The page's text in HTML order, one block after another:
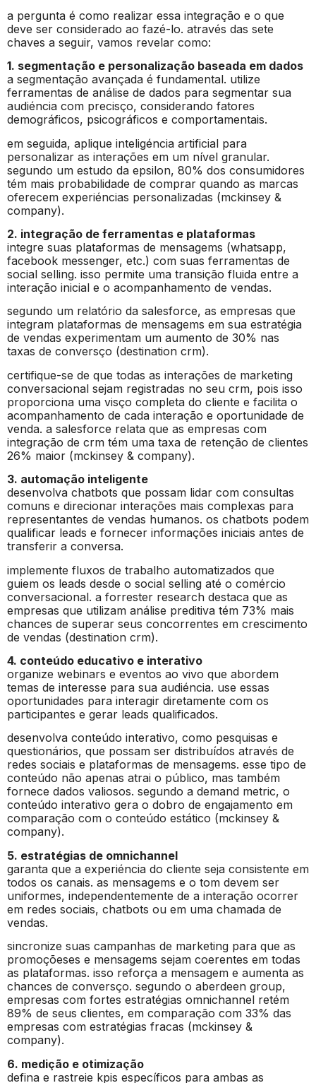
a pergunta é como realizar essa integração e o que
deve ser considerado ao fazé-lo. através das sete
chaves a seguir, vamos revelar como:
1. segmentação e personalização baseada em dados
a segmentação avançada é fundamental. utilize
ferramentas de análise de dados para segmentar sua
audiéncia com precisço, considerando fatores
demográficos, psicográficos e comportamentais.
em seguida, aplique inteligéncia artificial para
personalizar as interações em um nível granular.
segundo um estudo da epsilon, 80% dos consumidores
tém mais probabilidade de comprar quando as marcas
oferecem experiéncias personalizadas (mckinsey &
company).
2. integração de ferramentas e plataformas
integre suas plataformas de mensagems (whatsapp,
facebook messenger, etc.) com suas ferramentas de
social selling. isso permite uma transição fluida entre a
interação inicial e o acompanhamento de vendas.
segundo um relatório da salesforce, as empresas que
integram plataformas de mensagems em sua estratégia
de vendas experimentam um aumento de 30% nas
taxas de conversço (destination crm).
certifique-se de que todas as interações de marketing
conversacional sejam registradas no seu crm, pois isso
proporciona uma visço completa do cliente e facilita o
acompanhamento de cada interação e oportunidade de
venda. a salesforce relata que as empresas com
integração de crm tém uma taxa de retenção de clientes
26% maior (mckinsey & company).
3. automação inteligente
desenvolva chatbots que possam lidar com consultas
comuns e direcionar interações mais complexas para
representantes de vendas humanos. os chatbots podem
qualificar leads e fornecer informações iniciais antes de
transferir a conversa.
implemente fluxos de trabalho automatizados que
guiem os leads desde o social selling até o comércio
conversacional. a forrester research destaca que as
empresas que utilizam análise preditiva tém 73% mais
chances de superar seus concorrentes em crescimento
de vendas (destination crm).
4. conteúdo educativo e interativo
organize webinars e eventos ao vivo que abordem
temas de interesse para sua audiéncia. use essas
oportunidades para interagir diretamente com os
participantes e gerar leads qualificados.
desenvolva conteúdo interativo, como pesquisas e
questionários, que possam ser distribuídos através de
redes sociais e plataformas de mensagems. esse tipo de
conteúdo não apenas atrai o público, mas também
fornece dados valiosos. segundo a demand metric, o
conteúdo interativo gera o dobro de engajamento em
comparação com o conteúdo estático (mckinsey &
company).
5. estratégias de omnichannel
garanta que a experiéncia do cliente seja consistente em
todos os canais. as mensagems e o tom devem ser
uniformes, independentemente de a interação ocorrer
em redes sociais, chatbots ou em uma chamada de
vendas.
sincronize suas campanhas de marketing para que as
promoçõeses e mensagems sejam coerentes em todas
as plataformas. isso reforça a mensagem e aumenta as
chances de conversço. segundo o aberdeen group,
empresas com fortes estratégias omnichannel retém
89% de seus clientes, em comparação com 33% das
empresas com estratégias fracas (mckinsey &
company).
6. medição e otimização
defina e rastreie kpis específicos para ambas as